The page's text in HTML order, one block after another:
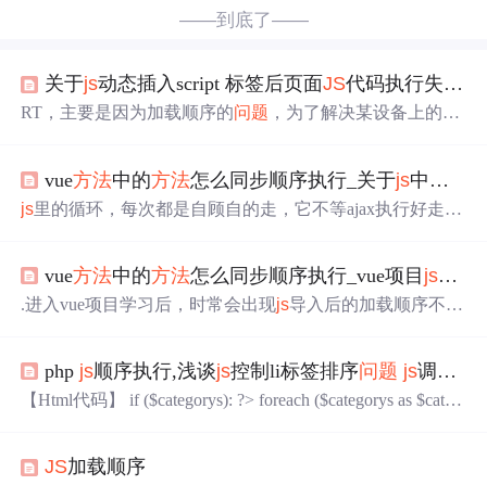
——到底了——
关于js动态插入script 标签后页面JS代码执行失败的解决
RT，主要是因为加载顺序的问题 ，为了解决某设备上的JS
js_path = "./js /"; function load JS (script){ var src =js_path + scr
ipt +'?r='+t ; var scrip
vue方法中的方法怎么同步顺序执行_关于js中循环遍历中顺序执行ajax的
js里的循环，每次都是自顾自的走，它不等ajax执行好走完
rue，即为异步方式，那我改为false同步,这里主要讲解的是
vue中的循环遍历中ajax执行问题。在方法前加async，在接
vue方法中的方法怎么同步顺序执行_vue项目 js导入
.进入vue项目学习后，时常会出现js导入后的加载顺序不当
t.getElementById("block");// 绑定touchstart事件block.addEven
tListener("touchstart", function(e) {});2.由于界面是由上自...
php js顺序执行,浅谈js控制li标签排序问题 js调用php函数的
【Html代码】 if ($categorys): ?> foreach ($categorys as $categ
on($) {var...
JS加载顺序